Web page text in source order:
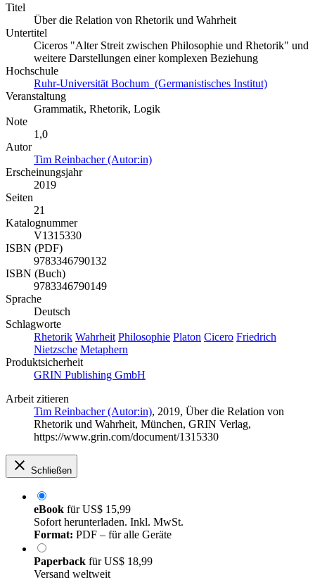
Titel
Über die Relation von Rhetorik und Wahrheit
Untertitel
Ciceros "Alter Streit zwischen Philosophie und Rhetorik" und
weitere Darstellungen einer komplexen Beziehung
Hochschule
Ruhr-Universität Bochum (Germanistisches Institut)
Veranstaltung
Grammatik, Rhetorik, Logik
Note
1,0
Autor
Tim Reinbacher (Autor:in)
Erscheinungsjahr
2019
Seiten
21
Katalognummer
V1315330
ISBN (PDF)
9783346790132
ISBN (Buch)
9783346790149
Sprache
Deutsch
Schlagworte
Rhetorik Wahrheit Philosophie Platon Cicero Friedrich
Nietzsche Metaphern
Produktsicherheit
GRIN Publishing GmbH
Arbeit zitieren
Tim Reinbacher (Autor:in), 2019, Über die Relation von
Rhetorik und Wahrheit, München, GRIN Verlag,
https://www.grin.com/document/1315330
Schließen
eBook fürUS$ 15,99
Sofort herunterladen. Inkl. MwSt.
Format: PDF – für alle Geräte
Paperback fürUS$ 18,99
Versand weltweit